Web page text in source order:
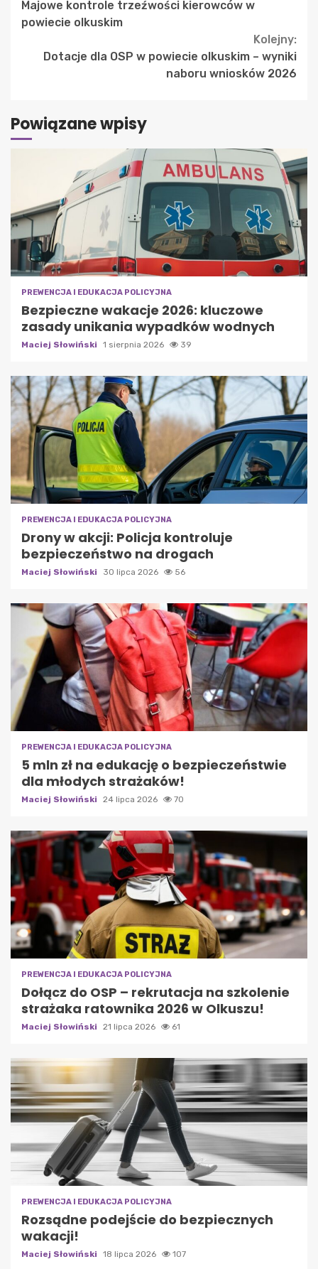
Reading
Majowe kontrole trzeźwości kierowców w
powiecie olkuskim
Kolejny:
Dotacje dla OSP w powiecie olkuskim – wyniki
naboru wniosków 2026
Powiązane wpisy
PREWENCJA I EDUKACJA POLICYJNA
Bezpieczne wakacje 2026: kluczowe
zasady unikania wypadków wodnych
Maciej Słowiński 1 sierpnia 2026 39
PREWENCJA I EDUKACJA POLICYJNA
Drony w akcji: Policja kontroluje
bezpieczeństwo na drogach
Maciej Słowiński 30 lipca 2026 56
PREWENCJA I EDUKACJA POLICYJNA
5 mln zł na edukację o bezpieczeństwie
dla młodych strażaków!
Maciej Słowiński 24 lipca 2026 70
PREWENCJA I EDUKACJA POLICYJNA
Dołącz do OSP – rekrutacja na szkolenie
strażaka ratownika 2026 w Olkuszu!
Maciej Słowiński 21 lipca 2026 61
PREWENCJA I EDUKACJA POLICYJNA
Rozsądne podejście do bezpiecznych
wakacji!
Maciej Słowiński 18 lipca 2026 107